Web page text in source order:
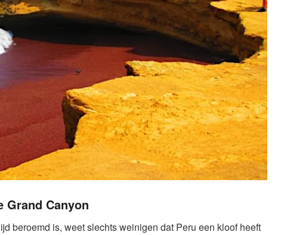
Grand Canyon
beroemd is, weet slechts weinigen dat Peru een kloof heeft